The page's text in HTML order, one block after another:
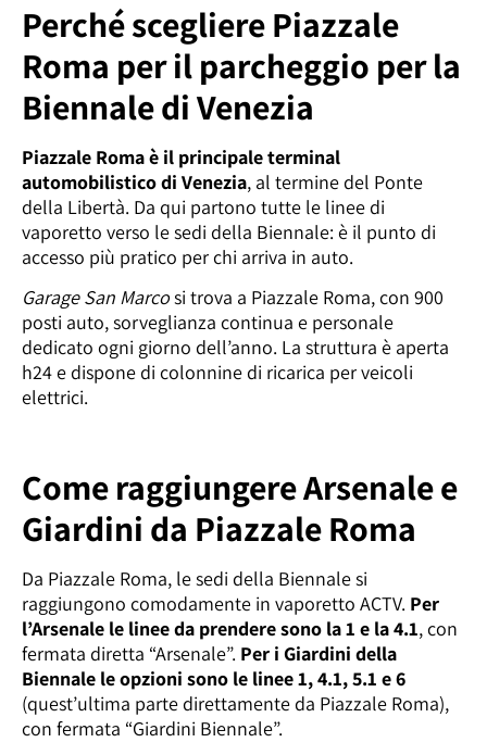
Perché scegliere Piazzale
Roma per il parcheggio per la
Biennale di Venezia
Piazzale Roma è il principale terminal
automobilistico di Venezia, al termine del Ponte
della Libertà. Da qui partono tutte le linee di
vaporetto verso le sedi della Biennale: è il punto di
accesso più pratico per chi arriva in auto.
Garage San Marcosi trova a Piazzale Roma, con 900
posti auto, sorveglianza continua e personale
dedicato ogni giorno dell’anno. La struttura è aperta
h24 e dispone di colonnine di ricarica per veicoli
elettrici.
Come raggiungere Arsenale e
Giardini da Piazzale Roma
Da Piazzale Roma, le sedi della Biennale si
raggiungono comodamente in vaporetto ACTV. Per
l’Arsenale le linee da prendere sono la 1 e la 4.1, con
fermata diretta “Arsenale”. Per i Giardini della
Biennale le opzioni sono le linee 1, 4.1, 5.1 e 6
(quest’ultima parte direttamente da Piazzale Roma),
con fermata “Giardini Biennale”.